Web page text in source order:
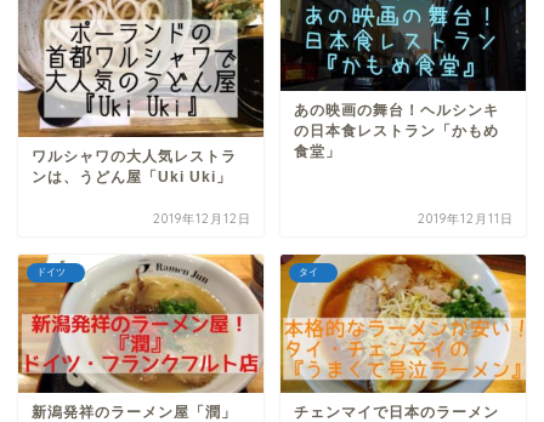
ワルシャワの大人気レストラ
ンは、うどん屋「Uki Uki」
2019年12月12日
あの映画の舞台！ヘルシンキ
の日本食レストラン「かもめ
食堂」
2019年12月11日
ドイツ
新潟発祥のラーメン屋「潤」
タイ
チェンマイで日本のラーメン